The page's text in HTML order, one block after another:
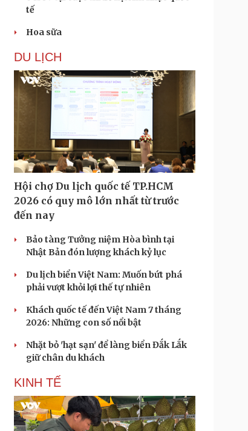
tế
Hoa sữa
DU LỊCH
Hội chợ Du lịch quốc tế TP.HCM
2026 có quy mô lớn nhất từ trước
đến nay
Bảo tàng Tưởng niệm Hòa bình tại
Nhật Bản đón lượng khách kỷ lục
Du lịch biển Việt Nam: Muốn bứt phá
phải vượt khỏi lợi thế tự nhiên
Khách quốc tế đến Việt Nam 7 tháng
2026: Những con số nổi bật
Nhặt bỏ 'hạt sạn' để làng biển Đắk Lắk
giữ chân du khách
KINH TẾ